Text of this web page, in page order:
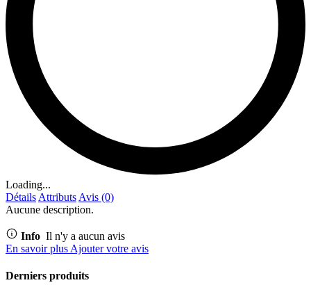
Loading...
Détails Attributs Avis (0)
Aucune description.
Info Il n'y a aucun avis
En savoir plus Ajouter votre avis
Derniers produits